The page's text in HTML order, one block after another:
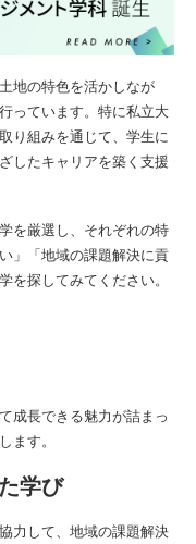
地の特色を活かしなが
っています。特に私立大
り組みを通じて、学生に
したキャリアを築く支援
を厳選し、それぞれの特
」「地域の課題解決に貢
を探してみてください。
成長できる魅力が詰まっ
ます。
学び
力して、地域の課題解決